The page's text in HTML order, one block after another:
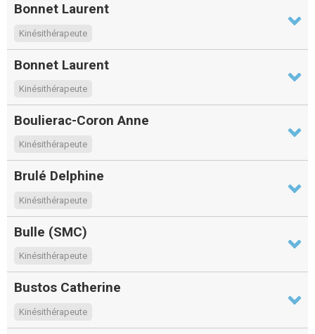
Bonnet Laurent
Kinésithérapeute
Bonnet Laurent
Kinésithérapeute
Boulierac-Coron Anne
Kinésithérapeute
Brulé Delphine
Kinésithérapeute
Bulle (SMC)
Kinésithérapeute
Bustos Catherine
Kinésithérapeute